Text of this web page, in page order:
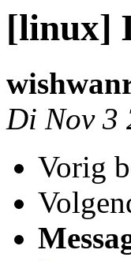
[linux]
Di Nov 3
Vorig